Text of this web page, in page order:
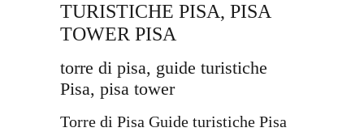
TURISTICHE PISA, PISA
TOWER PISA
torre di pisa, guide turistiche
Pisa, pisa tower
Torre di Pisa Guide turistiche Pisa